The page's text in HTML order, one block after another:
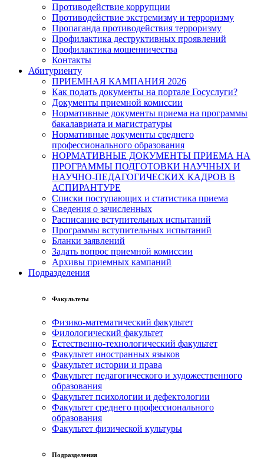
Противодействие коррупции
Противодействие экстремизму и терроризму
Пропаганда противодействия терроризму
Профилактика деструктивных проявлений
Профилактика мошенничества
Контакты
Абитуриенту
ПРИЕМНАЯ КАМПАНИЯ 2026
Как подать документы на портале Госуслуги?
Документы приемной комиссии
Нормативные документы приема на программы
бакалавриата и магистратуры
Нормативные документы среднего
профессионального образования
НОРМАТИВНЫЕ ДОКУМЕНТЫ ПРИЕМА НА
ПРОГРАММЫ ПОДГОТОВКИ НАУЧНЫХ И
НАУЧНО-ПЕДАГОГИЧЕСКИХ КАДРОВ В
АСПИРАНТУРЕ
Списки поступающих и статистика приема
Сведения о зачисленных
Расписание вступительных испытаний
Программы вступительных испытаний
Бланки заявлений
Задать вопрос приемной комиссии
Архивы приемных кампаний
Подразделения
Факультеты
Физико-математический факультет
Филологический факультет
Естественно-технологический факультет
Факультет иностранных языков
Факультет истории и права
Факультет педагогического и художественного
образования
Факультет психологии и дефектологии
Факультет среднего профессионального
образования
Факультет физической культуры
Подразделения